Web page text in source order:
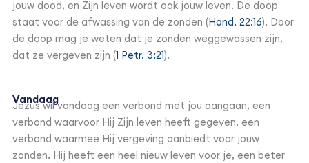
jouw dood, en Zijn leven wordt ook jouw leven. De doop
staat voor de afwassing van de zonden (Hand. 22:16). Door
de doop mag je weten dat je zonden weggewassen zijn,
dat ze vergeven zijn (1 Petr. 3:21).
Vandaag
Jezus wil vandaag een verbond met jou aangaan, een
verbond waarvoor Hij Zijn leven heeft gegeven, een
verbond waarmee Hij vergeving aanbiedt voor jouw
zonden. Hij heeft een heel nieuw leven voor je, een beter